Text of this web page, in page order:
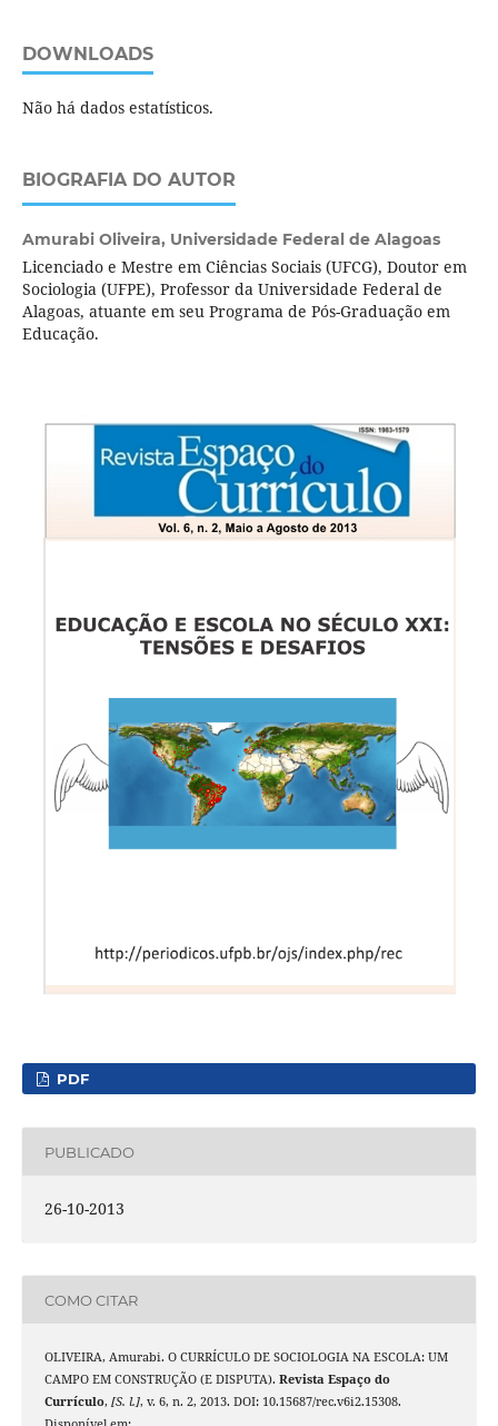
DOWNLOADS
Não há dados estatísticos.
BIOGRAFIA DO AUTOR
Amurabi Oliveira, Universidade Federal de Alagoas
Licenciado e Mestre em Ciências Sociais (UFCG), Doutor em
Sociologia (UFPE), Professor da Universidade Federal de
Alagoas, atuante em seu Programa de Pós-Graduação em
Educação.
PDF
PUBLICADO
26-10-2013
COMO CITAR
OLIVEIRA, Amurabi. O CURRÍCULO DE SOCIOLOGIA NA ESCOLA: UM
CAMPO EM CONSTRUÇÃO (E DISPUTA). Revista Espaço do
Currículo, [S. l.], v. 6, n. 2, 2013. DOI: 10.15687/rec.v6i2.15308.